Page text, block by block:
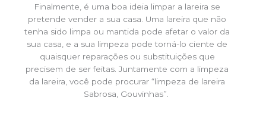
Finalmente, é uma boa ideia limpar a lareira se
pretende vender a sua casa. Uma lareira que não
tenha sido limpa ou mantida pode afetar o valor da
sua casa, e a sua limpeza pode torná-lo ciente de
quaisquer reparações ou substituições que
precisem de ser feitas. Juntamente com a limpeza
da lareira, você pode procurar “limpeza de lareira
Sabrosa, Gouvinhas”.